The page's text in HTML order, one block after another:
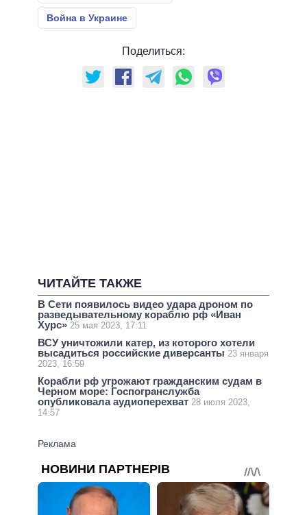
Война в Украине
Поделиться:
ЧИТАЙТЕ ТАКЖЕ
В Сети появилось видео удара дроном по
разведывательному кораблю рф «Иван
Хурс» 25 мая 2023, 17:11
ВСУ уничтожили катер, из которого хотели
высадиться российские диверсанты 23 января
2023, 16:59
Корабли рф угрожают гражданским судам в
Черном море: Госпогранслужба
опубликовала аудиоперехват 28 июля 2023,
14:57